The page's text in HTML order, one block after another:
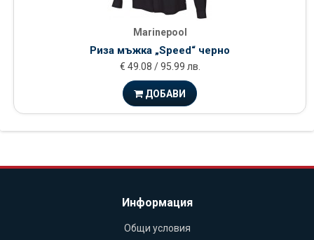
Marinepool
Риза мъжка „Speed“ черно
€ 49.08 / 95.99 лв.
ДОБАВИ
Информация
Общи условия